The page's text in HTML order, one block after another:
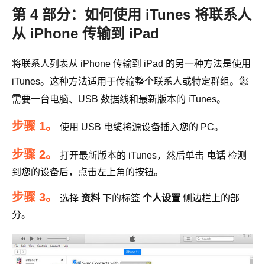
第 4 部分：如何使用 iTunes 将联系人
从 iPhone 传输到 iPad
将联系人列表从 iPhone 传输到 iPad 的另一种方法是使用
iTunes。这种方法适用于传输整个联系人或特定群组。您
需要一台电脑、USB 数据线和最新版本的 iTunes。
步骤 1。 使用 USB 电缆将源设备插入您的 PC。
步骤 2。 打开最新版本的 iTunes，然后单击 电话 检测
到您的设备后，点击左上角的按钮。
步骤 3。 选择 资料 下的标签 个人设置 侧边栏上的部
分。